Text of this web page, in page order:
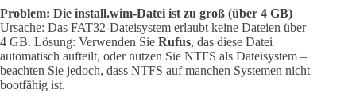
Problem: Die install.wim-Datei ist zu groß (über 4 GB)
Ursache: Das FAT32-Dateisystem erlaubt keine Dateien über
4 GB. Lösung: Verwenden Sie Rufus, das diese Datei
automatisch aufteilt, oder nutzen Sie NTFS als Dateisystem –
beachten Sie jedoch, dass NTFS auf manchen Systemen nicht
bootfähig ist.